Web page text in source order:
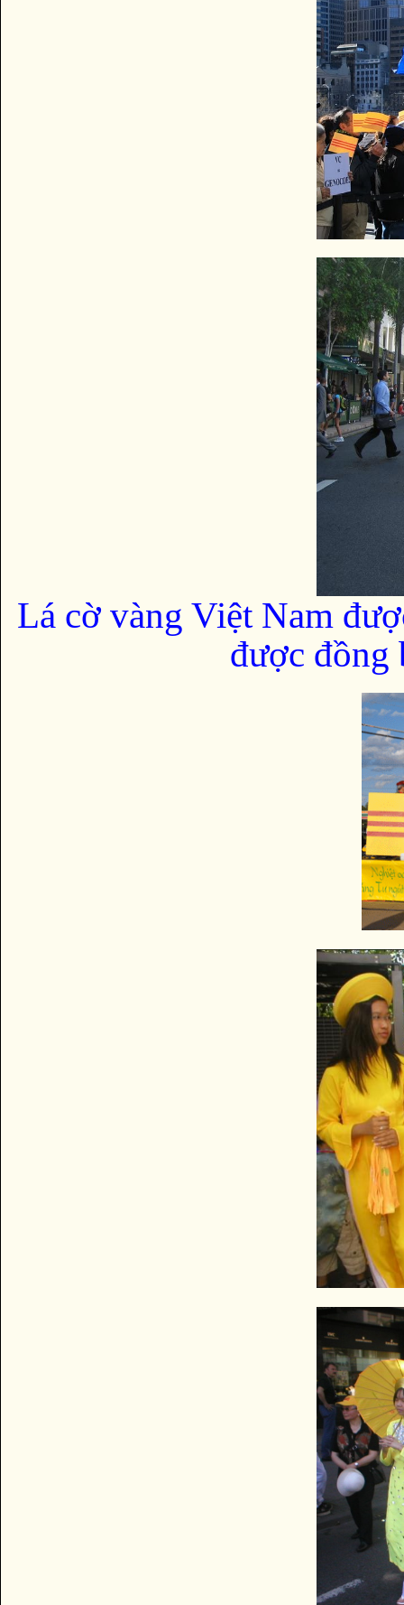
Lá cờ vàng Việt Nam
được đồng